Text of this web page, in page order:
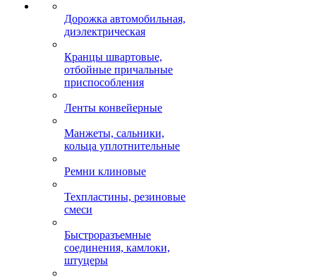
Дорожка автомобильная,
диэлектрическая
Кранцы швартовые,
отбойные причальные
приспособления
Ленты конвейерные
Манжеты, сальники,
кольца уплотнительные
Ремни клиновые
Техпластины, резиновые
смеси
Быстроразъемные
соединения, камлоки,
штуцеры